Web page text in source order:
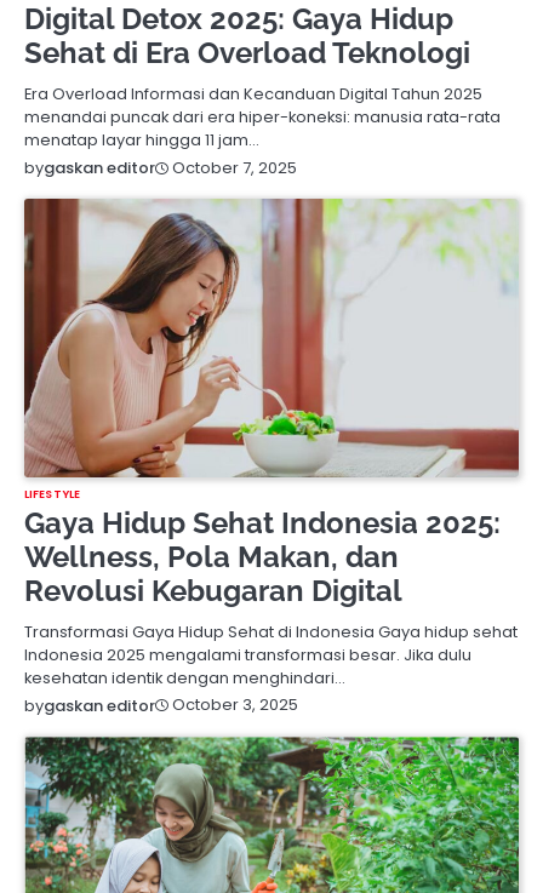
Digital Detox 2025: Gaya Hidup
Sehat di Era Overload Teknologi
Era Overload Informasi dan Kecanduan Digital Tahun 2025
menandai puncak dari era hiper-koneksi: manusia rata-rata
menatap layar hingga 11 jam…
bygaskan editor October 7, 2025
LIFESTYLE
Gaya Hidup Sehat Indonesia 2025:
Wellness, Pola Makan, dan
Revolusi Kebugaran Digital
Transformasi Gaya Hidup Sehat di Indonesia Gaya hidup sehat
Indonesia 2025 mengalami transformasi besar. Jika dulu
kesehatan identik dengan menghindari…
bygaskan editor October 3, 2025